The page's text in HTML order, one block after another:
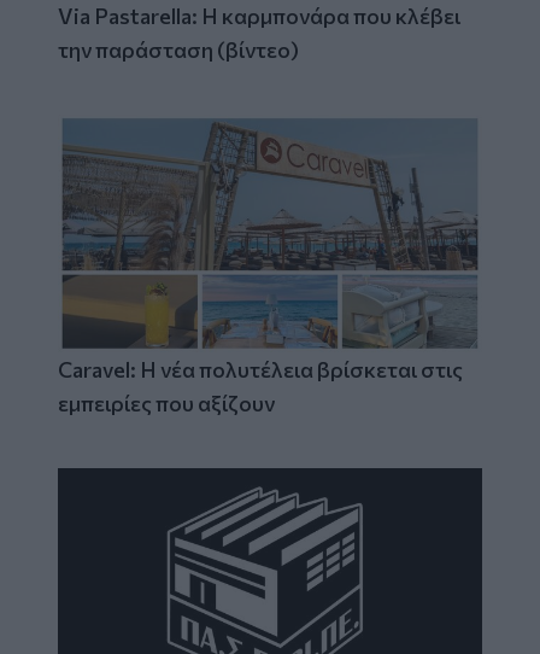
Via Pastarella: Η καρμπονάρα που κλέβει
την παράσταση (βίντεο)
Caravel: Η νέα πολυτέλεια βρίσκεται στις
εμπειρίες που αξίζουν